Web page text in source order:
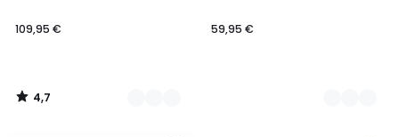
€.
109,95 €
4,7
/
59,95 €